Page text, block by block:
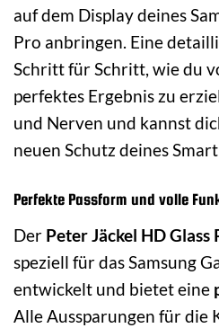
auf dem Display deines
Pro anbringen. Eine
Schritt für Schritt, wie du
perfektes Ergebnis zu
und Nerven und kannst
neuen Schutz deines
Perfekte Passform und volle
Der Peter Jäckel HD
speziell für das Samsung
entwickelt und bietet eine
Alle Aussparungen für die